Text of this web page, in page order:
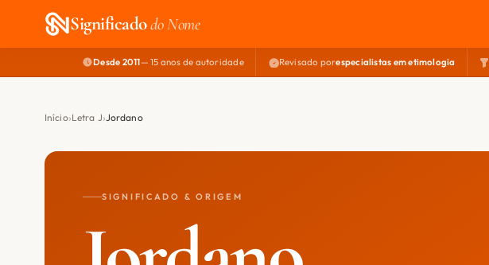
Significadodo Nome
Desde 2011— 15 anos de autoridade Revisado porespecialistas em etimologia
Início Letra J Jordano
SIGNIFICADO & ORIGEM